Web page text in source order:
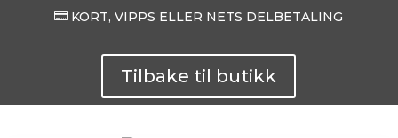
 KORT, VIPPS ELLER NETS DELBETALING
Tilbake til butikk